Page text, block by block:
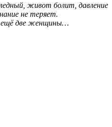
живот болит, давление
не теряет.
ещё две женщины…